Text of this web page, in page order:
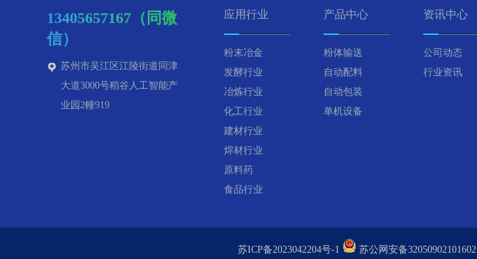
13405657167（同微
信）
苏州市吴江区江陵街道同津
大道3000号稻谷人工智能产
业园2幢919
应用行业
粉末冶金
发酵行业
冶炼行业
化工行业
建材行业
焊材行业
原料药
食品行业
产品中心
粉体输送
自动配料
自动包装
单机设备
资讯中心
公司动态
行业资讯
苏ICP备2023042204号-1 苏公网安备32050902101602